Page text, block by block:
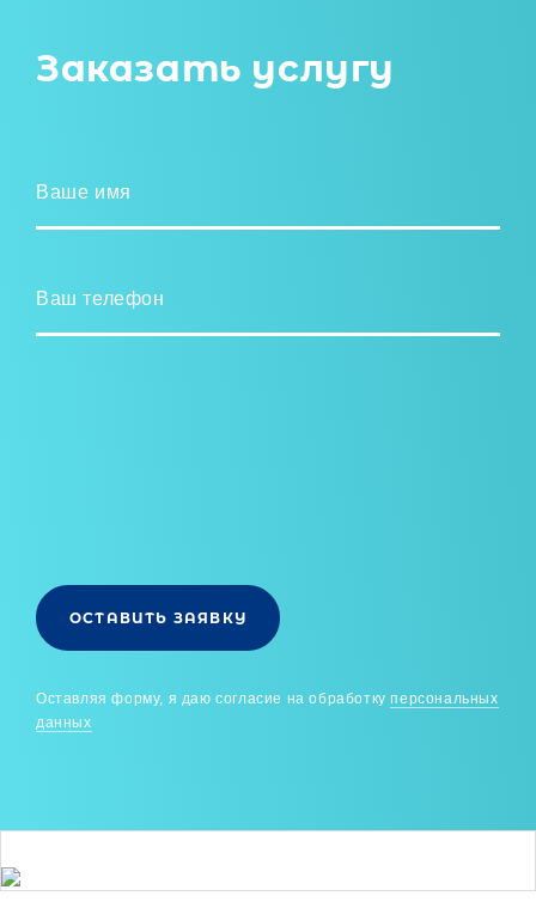
Заказать услугу
Ваше имя
Ваш телефон
ОСТАВИТЬ ЗАЯВКУ
Оставляя форму, я даю согласие на обработкуперсональных
данных